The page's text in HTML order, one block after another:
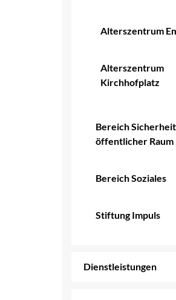
Alterszentrum
Alterszentrum
Kirchhofplatz
Bereich
öffentlicher Raum
Bereich Soziales
Stiftung Impuls
Dienstleistungen